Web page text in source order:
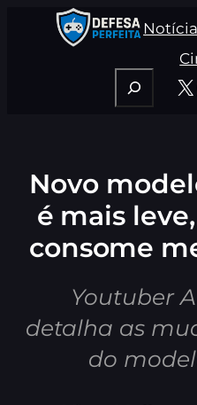
Pesquisar
X
Novo
é mais
consome
Youtuber
detalha as
do